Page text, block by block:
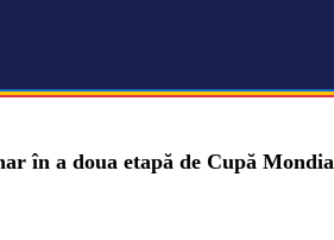
în a doua etapă de Cupă